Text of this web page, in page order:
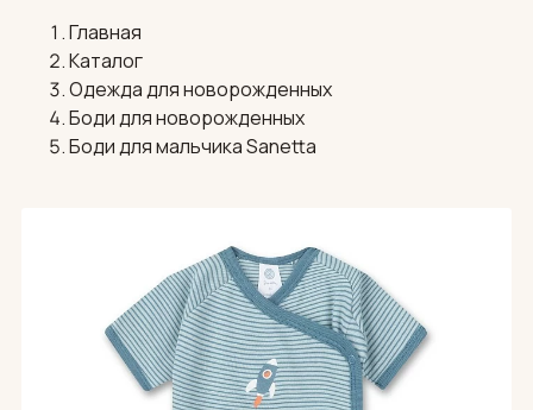
Главная
Каталог
Одежда для новорожденных
Боди для новорожденных
Боди для мальчика Sanetta